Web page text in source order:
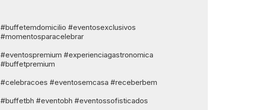
#buffetemdomicilio #eventosexclusivos
#momentosparacelebrar
#eventospremium #experienciagastronomica
#buffetpremium
#celebracoes #eventosemcasa #receberbem
#buffetbh #eventobh #eventossofisticados